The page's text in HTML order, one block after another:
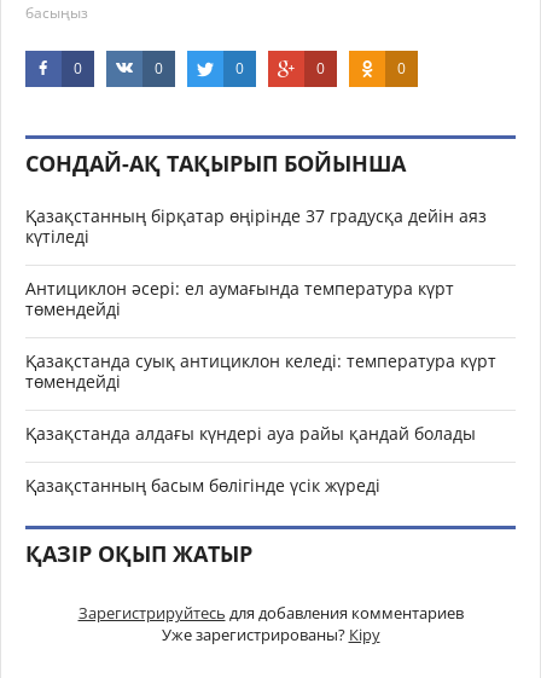
басыңыз
0 0 0 0 0
СОНДАЙ-АҚ ТАҚЫРЫП БОЙЫНША
Қазақстанның бірқатар өңірінде 37 градусқа дейін аяз
күтіледі
Антициклон әсері: ел аумағында температура күрт
төмендейді
Қазақстанда суық антициклон келеді: температура күрт
төмендейді
Қазақстанда алдағы күндері ауа райы қандай болады
Қазақстанның басым бөлігінде үсік жүреді
ҚАЗІР ОҚЫП ЖАТЫР
Зарегистрируйтесь для добавления комментариев
Уже зарегистрированы? Кіру